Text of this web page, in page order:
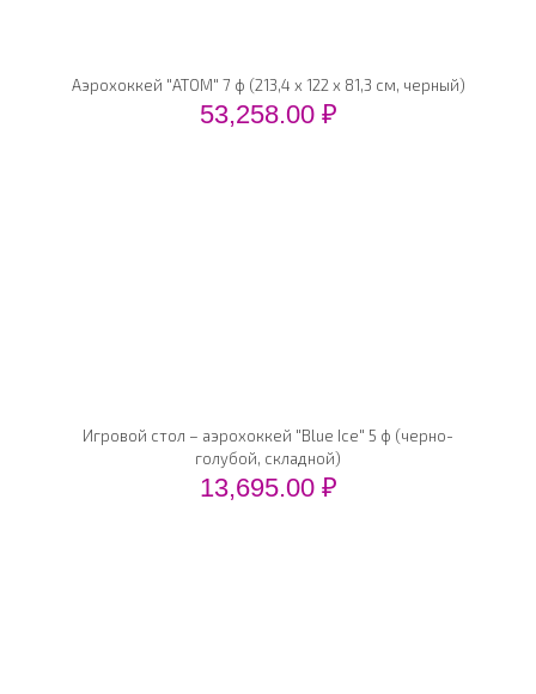
Аэрохоккей "ATOM" 7 ф (213,4 х 122 х 81,3 см, черный)
53,258.00 ₽
Игровой стол – аэрохоккей "Blue Ice" 5 ф (черно-
голубой, складной)
13,695.00 ₽